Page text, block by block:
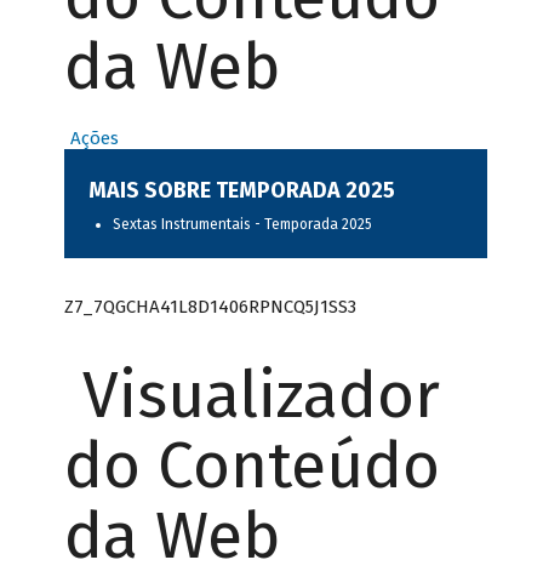
da Web
Ações
MAIS SOBRE TEMPORADA 2025
Sextas Instrumentais - Temporada 2025
Z7_7QGCHA41L8D1406RPNCQ5J1SS3
Visualizador
do Conteúdo
da Web